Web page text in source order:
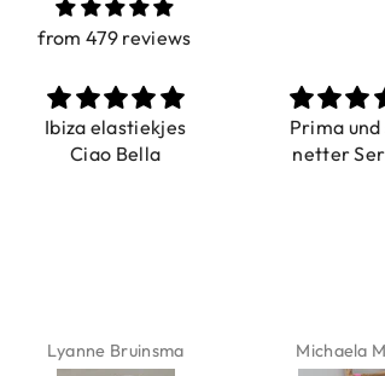
from 479 reviews
Prima und sehr
netter Service
Michaela Maier
Sehr
Daniela